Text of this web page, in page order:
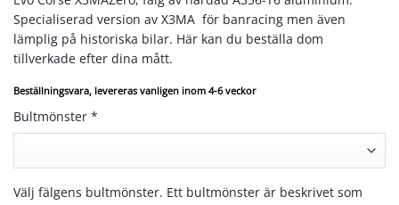
Specialiserad version av X3MA för banracing men även
lämplig på historiska bilar. Här kan du beställa dom
tillverkade efter dina mått.
Beställningsvara, levereras vanligen inom 4-6 veckor
Bultmönster *
Välj fälgens bultmönster. Ett bultmönster är beskrivet som